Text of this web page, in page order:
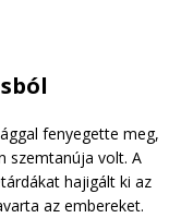
fenyegette meg,
szemtanúja volt. A
hajigált ki az
az embereket.